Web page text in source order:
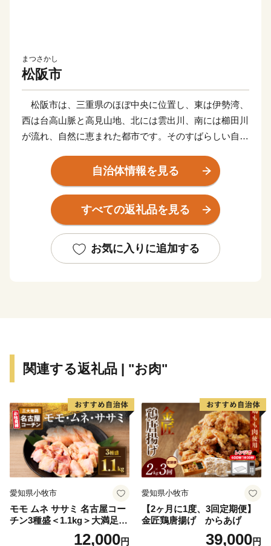
まつさかし
松阪市
松阪市は、三重県のほぼ中央に位置し、東は伊勢湾、
西は台高山脈と高見山地、北には雲出川、南には櫛田川
が流れ、自然に恵まれた都市です。そのすばらしい自然
全国的に有名な“松阪牛（まつさかうし）”をはじめと
する誇り高き特産品や江戸時代の面影をそのまま残す御
城番屋敷、国内最大の船形埴輪など歴史ロマンにあふ
れ、多くの歴史街道が交差しています。
できる」「働く場がある」など、さまざまな観点から良
いまちだと感じることのできる取り組みを進めていま
自治体情報を見る
すべての返礼品を見る
お気に入りに追加する
関連する返礼品 | "お肉"
愛知県小牧市
モモ ムネ ササミ 名古屋コー
チン3種盛＜1.1kg＞大満足セ
ット 地鶏 鶏肉12,000円
愛知県小牧市
【2ヶ月に1度、3回定期便】
金匠鶏唐揚げ からあげ
39,000円